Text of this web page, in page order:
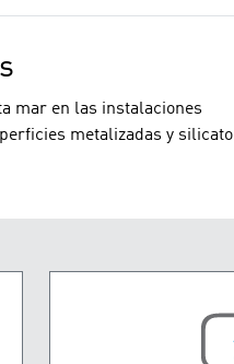
mar en las instalaciones
metalizadas y silicato